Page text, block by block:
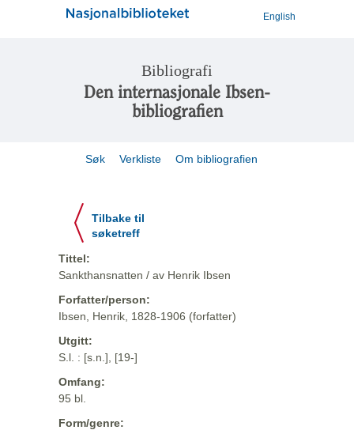
English
Bibliografi
Den internasjonale Ibsen-
bibliografien
Søk Verkliste Om bibliografien
Tilbake til
søketreff
Tittel:
Sankthansnatten / av Henrik Ibsen
Forfatter/person:
Ibsen, Henrik, 1828-1906 (forfatter)
Utgitt:
S.l. : [s.n.], [19-]
Omfang:
95 bl.
Form/genre: